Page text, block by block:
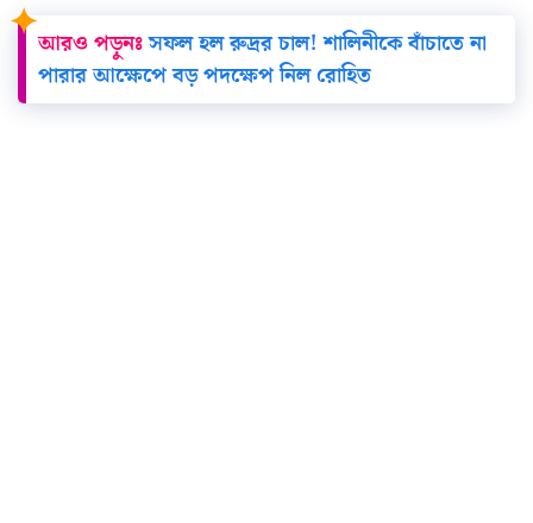
আরও পড়ুনঃসফল হল রুদ্রর চাল! শালিনীকে বাঁচাতে না
পারার আক্ষেপে বড় পদক্ষেপ নিল রোহিত